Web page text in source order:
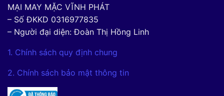
MẠI MAY MẶC VĨNH PHÁT
– Số ĐKKD 0316977835
– Người đại diện: Đoàn Thị Hồng Linh
1. Chính sách quy định chung
2. Chính sách bảo mật thông tin